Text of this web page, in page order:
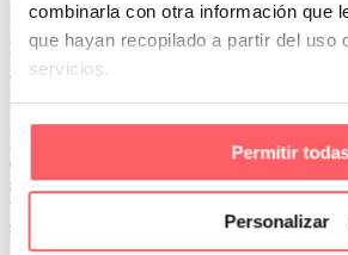
combinarla con otra información que
que hayan recopilado a partir del uso
servicios.
Permitir todas
Personalizar
Llevar mascarilla a partir de ahora se ha
necesidad. Para evitar contagiarnos y
la industria del textil se ha puesto a trabajar y
venta una MASCARILLA DE TELA
REUTILIZABLE y LAVABLE.
La EMPRESA ESPAÑOLA COMERSAN
en el sector del textil en nuestro país.
sector y las maquinarias avanzadas con las
una reconversión para la fabricación de este
solución práctica y económica.